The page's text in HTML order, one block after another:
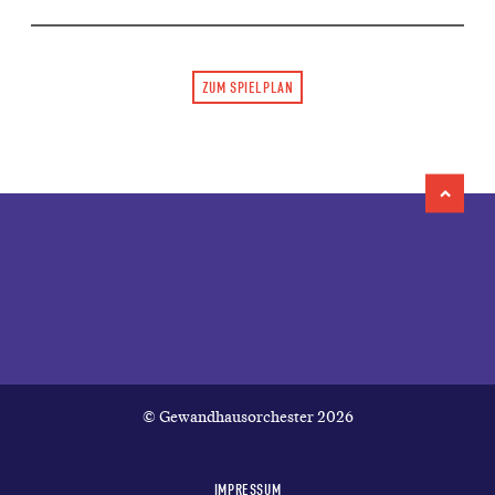
ZUM SPIELPLAN
© Gewandhausorchester 2026
IMPRESSUM